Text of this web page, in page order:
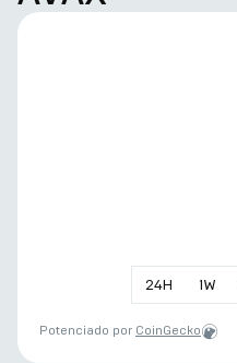
24H 1W
Potenciado por CoinGecko